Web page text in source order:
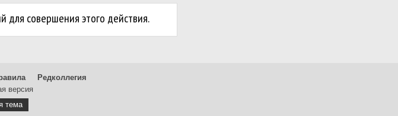
совершения этого действия.
Редколлегия
версия
тема